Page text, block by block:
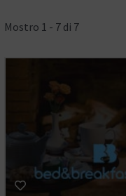
Mostro 1 - 7 di 7